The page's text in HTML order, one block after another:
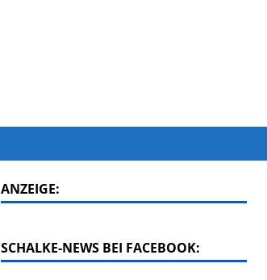
ANZEIGE:
SCHALKE-NEWS BEI FACEBOOK: